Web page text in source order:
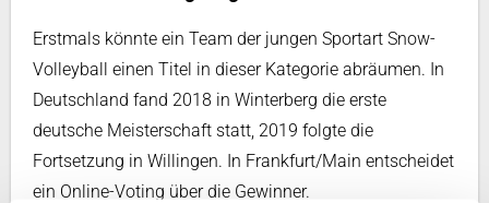
Erstmals könnte ein Team der jungen Sportart Snow-
Volleyball einen Titel in dieser Kategorie abräumen. In
Deutschland fand 2018 in Winterberg die erste
deutsche Meisterschaft statt, 2019 folgte die
Fortsetzung in Willingen. In Frankfurt/Main entscheidet
ein Online-Voting über die Gewinner.